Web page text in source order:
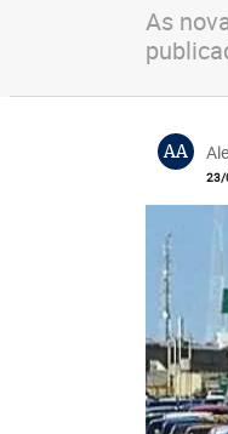
As
AA
23/